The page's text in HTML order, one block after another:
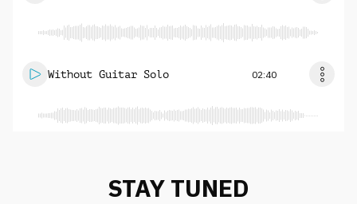
Without Guitar Solo 02:40
STAY TUNED